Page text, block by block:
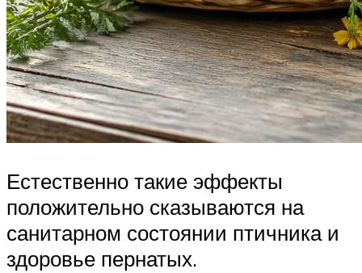
Естественно такие эффекты
положительно сказываются на
санитарном состоянии птичника и
здоровье пернатых.